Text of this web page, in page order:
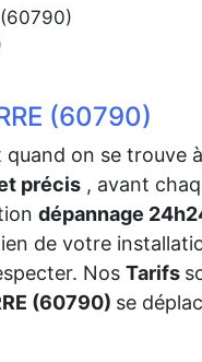
(60790)
on se trouve
précis , avant
dépannage
de votre
Nos Tarifs
(60790) se